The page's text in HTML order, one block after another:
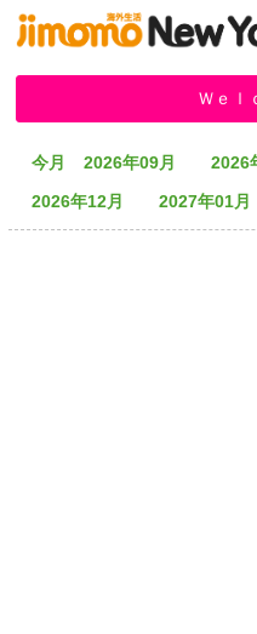
掲示板 タウン情報 教
Ｗｅｌ
今月 2026年09月 2026
2026年12月
2027年01月